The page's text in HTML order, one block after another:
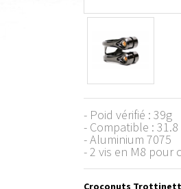
- Poid vérifié : 39g
- Compatible :
- Aluminium 7075
- 2 vis en M8 pour
Croconuts